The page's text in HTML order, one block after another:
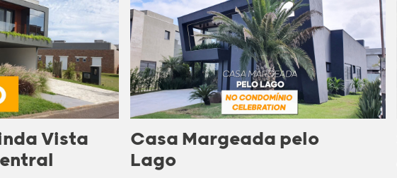
Vista
Casa Margeada pelo
Lago